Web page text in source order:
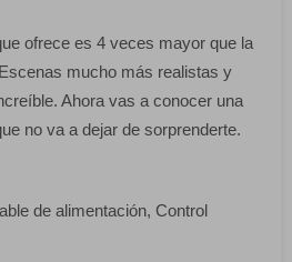
ofrece es 4 veces mayor que la
mucho más realistas y
Ahora vas a conocer una
no va a dejar de sorprenderte.
de alimentación, Control